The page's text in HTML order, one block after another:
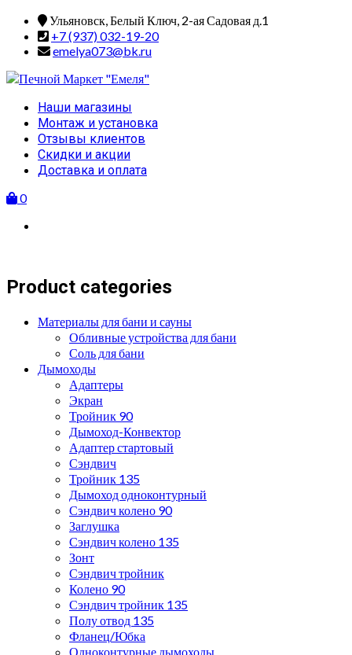
Skip
content
Ульяновск, Белый Ключ, 2-ая Садовая д.1
+7 (937) 032-19-20
emelya073@bk.ru
Primary
Menu
Наши магазины
Монтаж и установка
Отзывы клиентов
Скидки и акции
Доставка и оплата
0
Product categories
Материалы для бани и сауны
Обливные устройства для бани
Соль для бани
Дымоходы
Адаптеры
Экран
Тройник 90
Дымоход-Конвектор
Адаптер стартовый
Сэндвич
Тройник 135
Дымоход одноконтурный
Сэндвич колено 90
Заглушка
Сэндвич колено 135
Зонт
Сэндвич тройник
Колено 90
Сэндвич тройник 135
Полу отвод 135
Фланец/Юбка
Одноконтурные дымоходы